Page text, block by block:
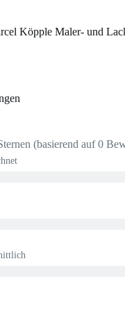
Köpple Maler- und
(basierend auf 0